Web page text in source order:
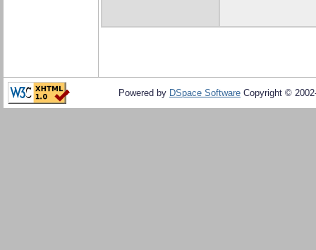
Powered by DSpace Software Copyright ©